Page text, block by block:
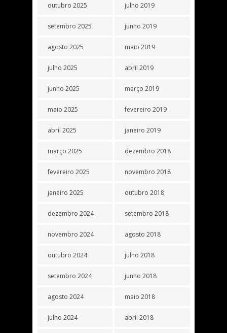
outubro 2025
setembro 2025
agosto 2025
julho 2025
junho 2025
maio 2025
abril 2025
março 2025
fevereiro 2025
janeiro 2025
dezembro 2024
novembro 2024
outubro 2024
setembro 2024
agosto 2024
julho 2024
julho 2019
junho 2019
maio 2019
abril 2019
março 2019
fevereiro 2019
janeiro 2019
dezembro 2018
novembro 2018
outubro 2018
setembro 2018
agosto 2018
julho 2018
junho 2018
maio 2018
abril 2018